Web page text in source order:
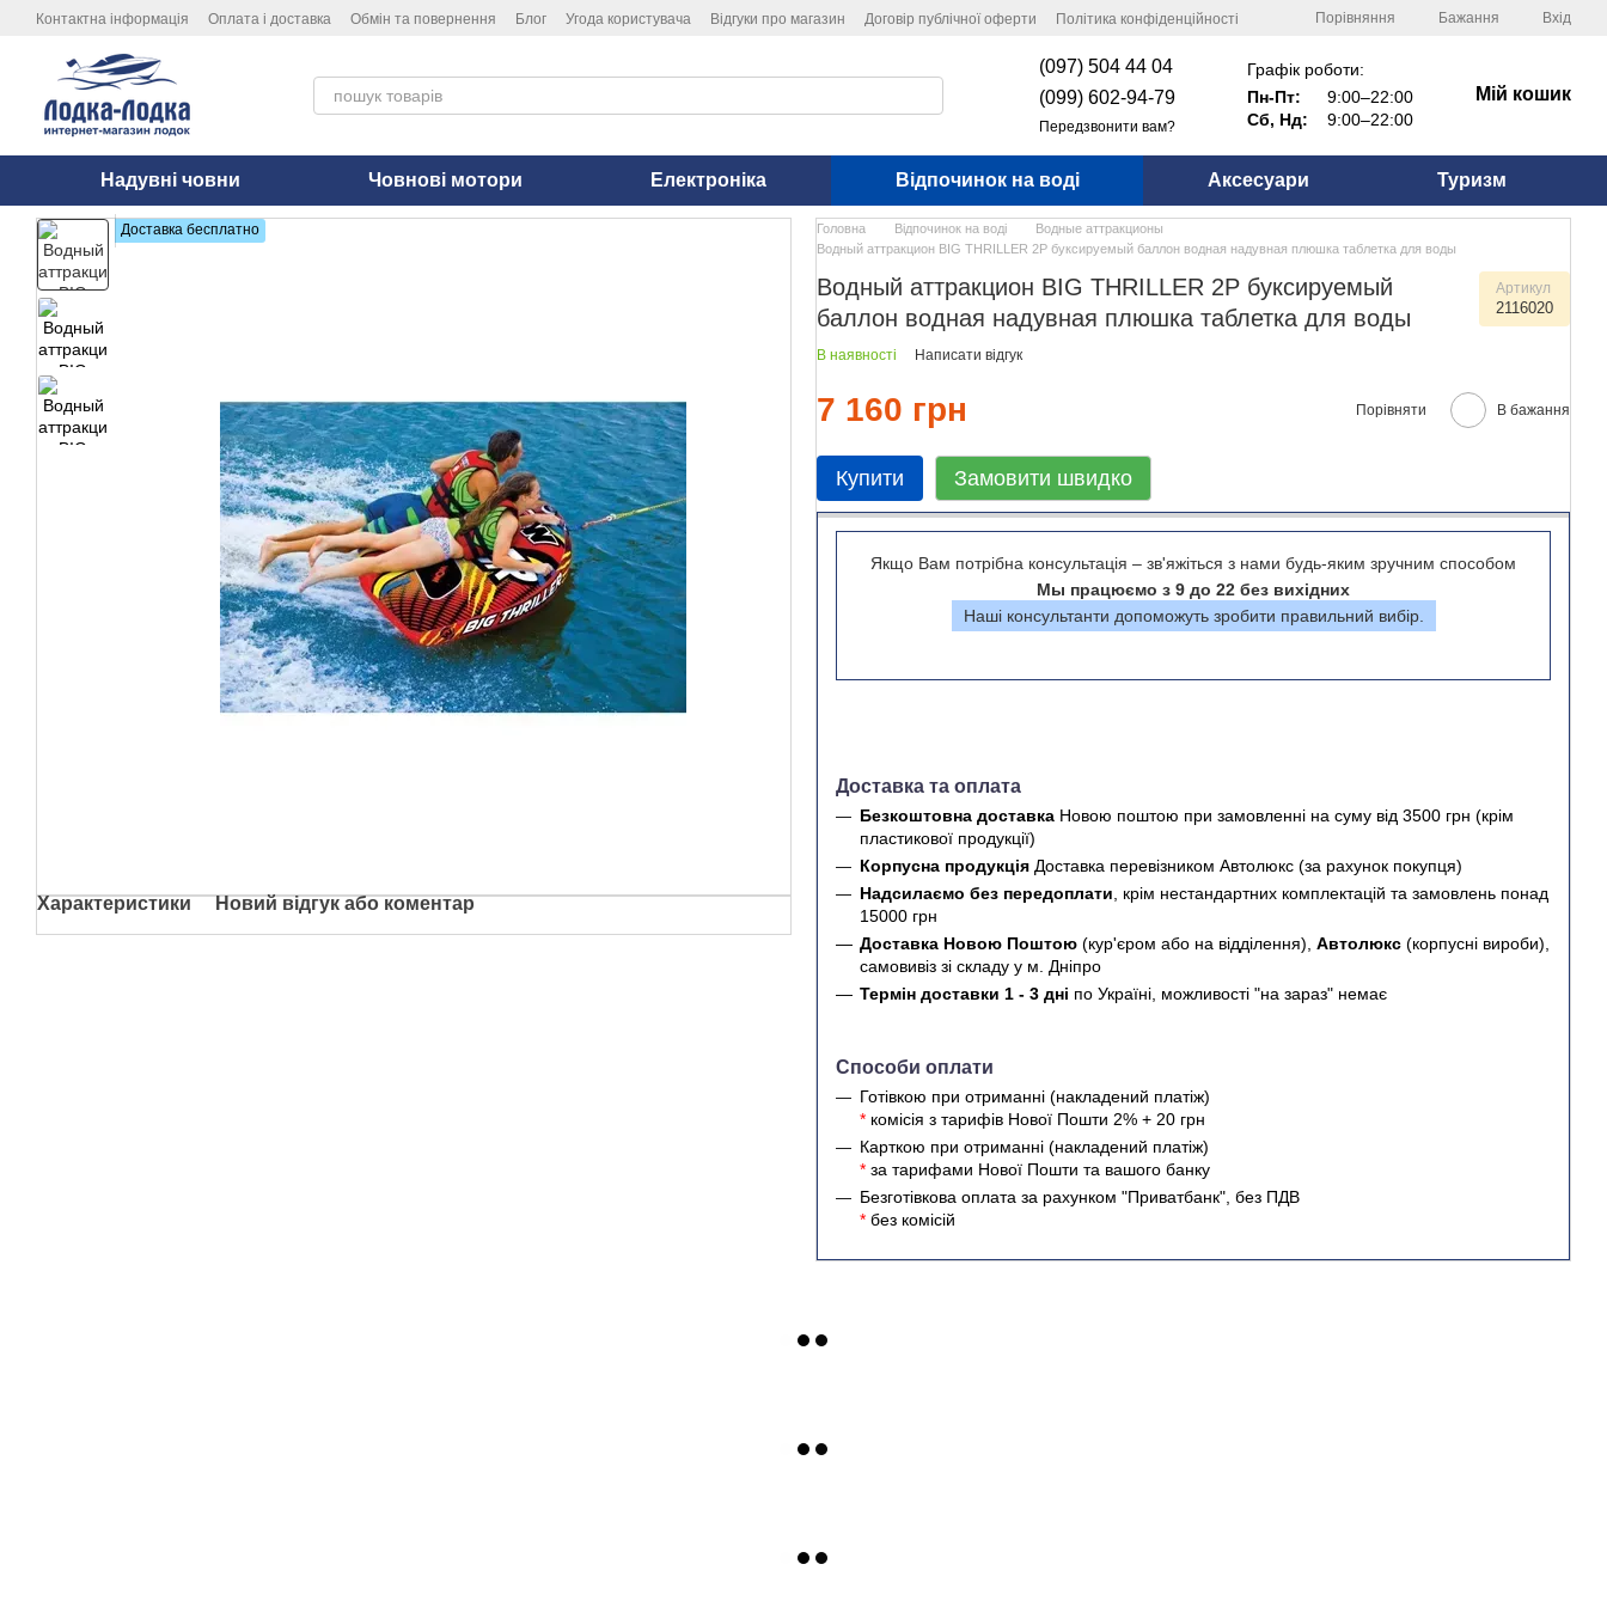
Перейти до основного контенту
Контактна інформація Оплата і доставка Обмін та повернення Блог Угода користувача Відгуки про магазин Договір публічної оферти Політика конфіденційності Порівняння Бажання Вхід
(097) 504 44 04
(099) 602-94-79
Передзвонити вам?
Графік роботи:
Пн-Пт:
9:00–22:00
Сб, Нд:
9:00–22:00
Мій кошик
Надувні човни Човнові мотори Електроніка Відпочинок на воді Аксесуари Туризм
Доставка бесплатно
Характеристики Новий відгук або коментар
Головна Відпочинок на воді
Водные аттракционы
Водный аттракцион BIG THRILLER 2Р буксируемый баллон водная надувная плюшка таблетка для воды
Водный аттракцион BIG THRILLER 2Р буксируемый
баллон водная надувная плюшка таблетка для воды
Артикул
2116020
В наявності Написати відгук
7 160 грн Порівняти В бажання
Купити Замовити швидко
Якщо Вам потрібна консультація – зв'яжіться з нами будь-яким зручним способом
Мы працюємо з 9 до 22 без вихідних
Наші консультанти допоможуть зробити правильний вибір.
Доставка та оплата
Безкоштовна доставка Новою поштою при замовленні на суму від 3500 грн (крім
пластикової продукції)
Корпусна продукція Доставка перевізником Автолюкс (за рахунок покупця)
Надсилаємо без передоплати, крім нестандартних комплектацій та замовлень понад
15000 грн
Доставка Новою Поштою (кур'єром або на відділення), Автолюкс (корпусні вироби),
самовивіз зі складу у м. Дніпро
Термін доставки 1 - 3 дні по Україні, можливості "на зараз" немає
Способи оплати
Готівкою при отриманні (накладений платіж)
* комісія з тарифів Нової Пошти 2% + 20 грн
Карткою при отриманні (накладений платіж)
* за тарифами Нової Пошти та вашого банку
Безготівкова оплата за рахунком "Приватбанк", без ПДВ
* без комісій